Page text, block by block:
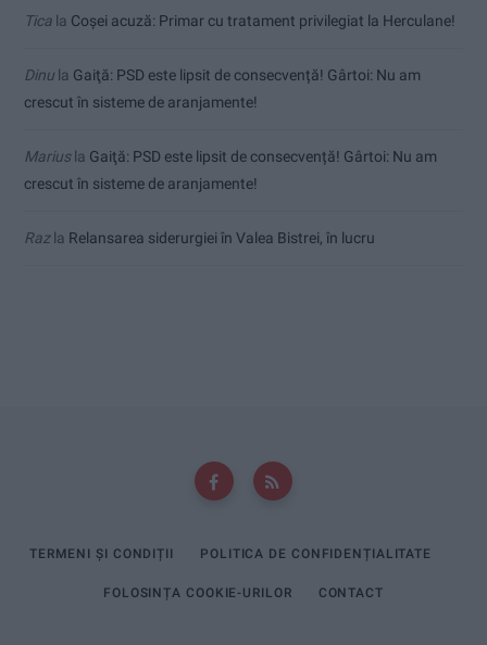
Tica la Coșei acuză: Primar cu tratament privilegiat la Herculane!
Dinu la Gaiţă: PSD este lipsit de consecvență! Gârtoi: Nu am
crescut în sisteme de aranjamente!
Mariusla Gaiţă: PSD este lipsit de consecvență! Gârtoi: Nu am
crescut în sisteme de aranjamente!
Razla Relansarea siderurgiei în Valea Bistrei, în lucru
TERMENI ȘI CONDIȚII POLITICA DE CONFIDENȚIALITATE
FOLOSINȚA COOKIE-URILOR CONTACT